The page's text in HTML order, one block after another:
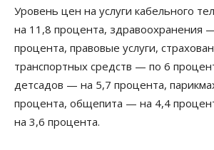
Уровень цен на услуги кабельного
на 11,8 процента, здравоохранения
процента, правовые услуги,
транспортных средств — по 6
детсадов — на 5,7 процента,
процента, общепита — на 4,4
на 3,6 процента.